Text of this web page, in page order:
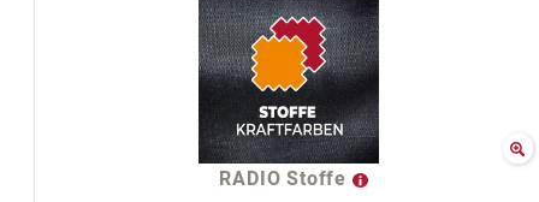
RADIO Stoffe